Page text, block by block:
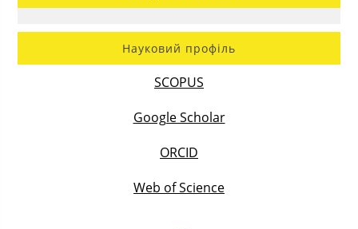
Науковий профіль
SCOPUS
Google Scholar
ORCID
Web of Science